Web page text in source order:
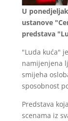
U
ustanove
predstava
"Luda kuća"
namijenjena
smijeha
sposobnost
Predstava
scenama iz